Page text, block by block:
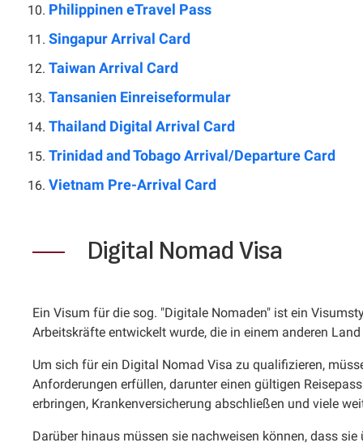
Philippinen eTravel Pass
Singapur Arrival Card
Taiwan Arrival Card
Tansanien Einreiseformular
Thailand Digital Arrival Card
Trinidad and Tobago Arrival/Departure Card
Vietnam Pre-Arrival Card
Digital Nomad Visa
Ein Visum für die sog. "Digitale Nomaden" ist ein
Arbeitskräfte entwickelt wurde, die in einem anderen
Um sich für ein Digital Nomad Visa zu qualifizieren,
Anforderungen erfüllen, darunter einen gültigen
erbringen, Krankenversicherung abschließen und viele
Darüber hinaus müssen sie nachweisen können, dass